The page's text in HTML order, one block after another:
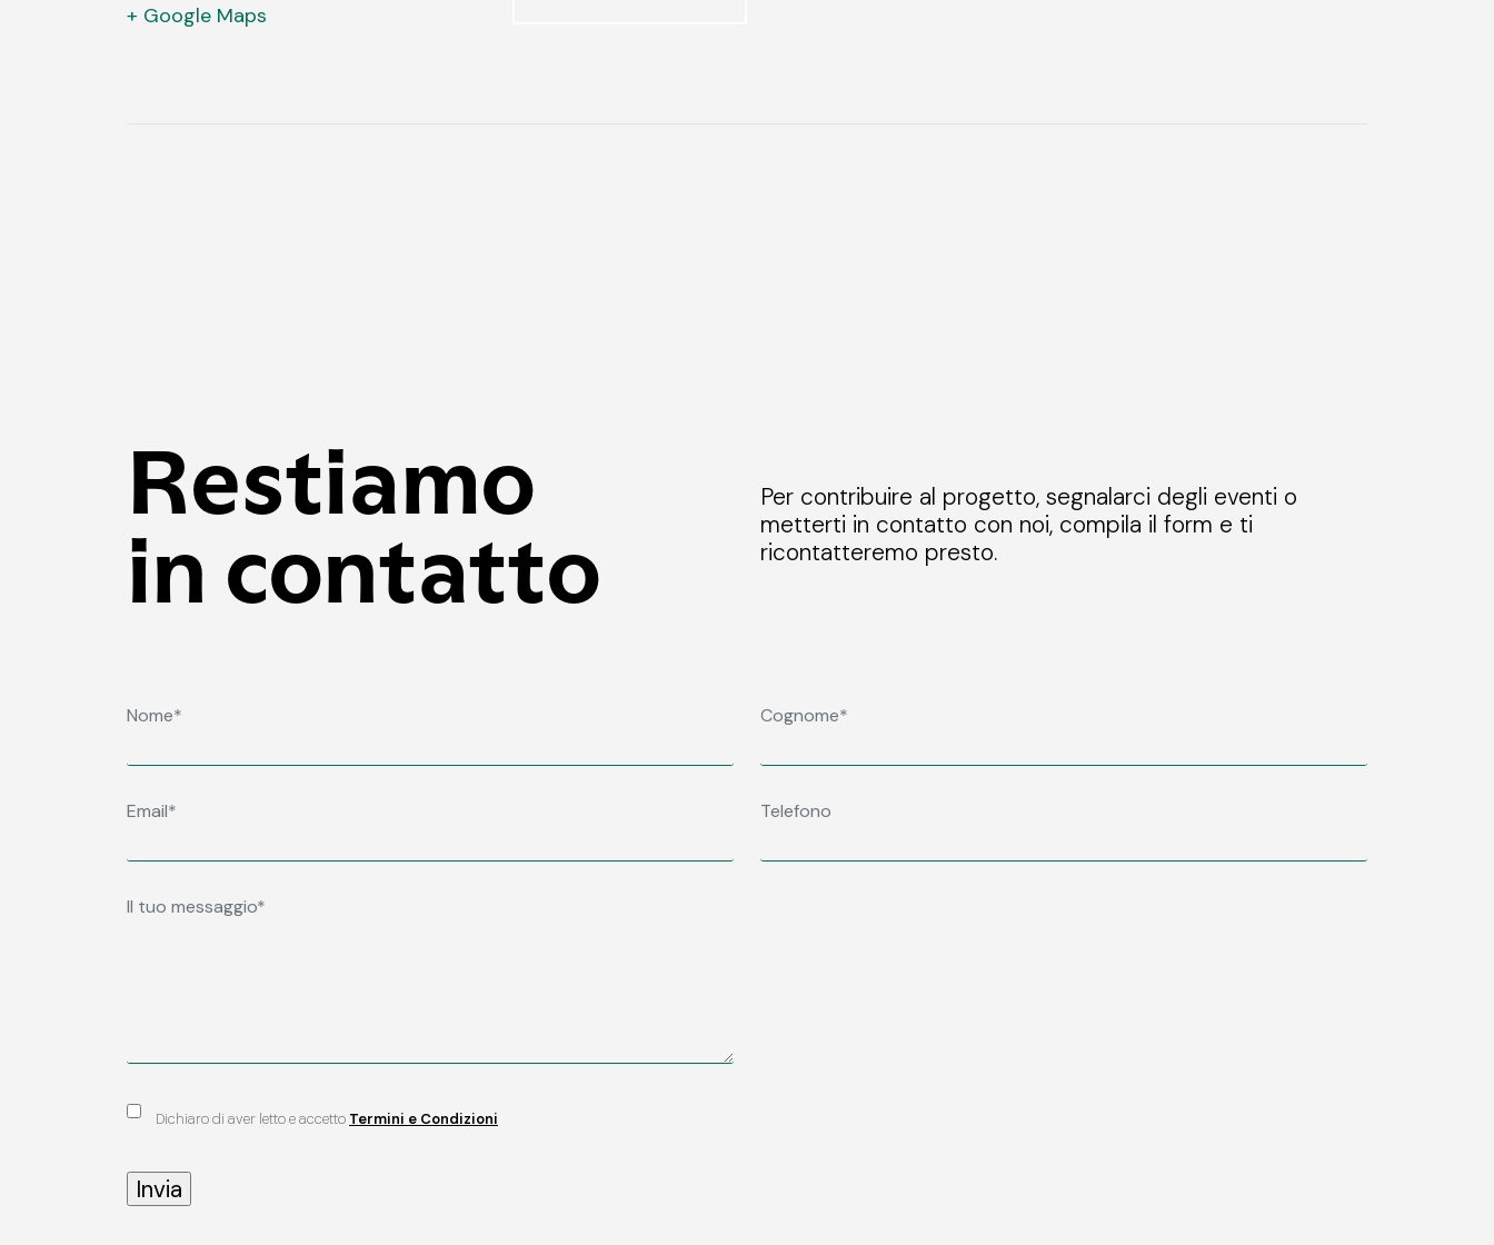
+ Google Maps
Restiamo
in contatto
Per contribuire al progetto, segnalarci degli eventi o
metterti in contatto con noi, compila il form e ti
ricontatteremo presto.
Dichiaro di aver letto e accetto Termini e Condizioni